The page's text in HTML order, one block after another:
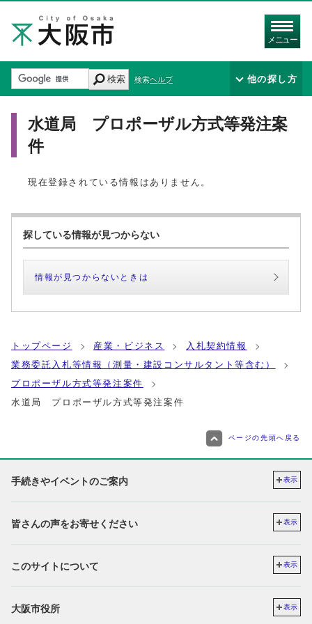
メニュー
検索 検索ヘルプ 他の探し方
水道局 プロポーザル方式等発注案
件
現在登録されている情報はありません。
探している情報が見つからない
情報が見つからないときは
トップページ 産業・ビジネス
入札契約情報
業務委託入札等情報（測量・建設コンサルタント等含む）
プロポーザル方式等発注案件
水道局 プロポーザル方式等発注案件
ページの先頭へ戻る
手続きやイベントのご案内 表示
皆さんの声をお寄せください 表示
このサイトについて 表示
大阪市役所 表示